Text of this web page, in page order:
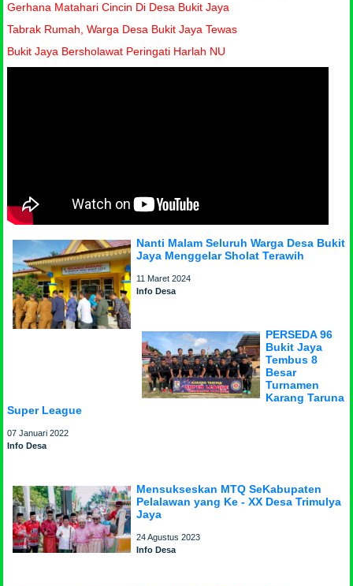
Gerhana Matahari Cincin Di Desa Bukit Jaya
Tabrak Rumah, Warga Desa Bukit Jaya Tewas
Bukit Jaya Bersholawat Peringati Harlah NU
Nanti Malam Seluruh Warga Desa Bukit
Jaya Menggelar Sholat Terawih
11 Maret 2024
Info Desa
PERSEDA 96
Bukit Jaya
Tembus 8
Besar
Turnamen
Karang Taruna
Super League
07 Januari 2022
Info Desa
Mensukseskan MTQ SeKabupaten
Pelalawan yang Ke - XX Desa Trimulya
Jaya
24 Agustus 2023
Info Desa